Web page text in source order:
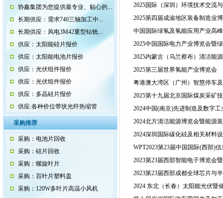
协鑫集团为您提供最专业、贴心的...
长期供应：需求740三轴加工中...
长期供应：风电3M42重型钻铣...
供应：太阳能硅片报价
供应：太阳能电池片报价
供应：光伏组件报价
供应：光伏组件报价
供应：多晶硅片报价
供应:各种价位带状光纤热缩管
采购推荐
采购：电池片回收
采购：硅片回收
采购：螺旋叶片
采购：百叶片塑料盖
采购：120W多叶片高温小风机
2025国际（深圳）环境技术交流
2025第四届成渝地区装备制造业
中国国际绿氢及氢能应用产业高
2025中国国际电力产业博览会暨
2025内蒙古（乌兰察布）清洁能
2025第三届世界氢能产业博览会
粤港澳大湾区（广州）智慧停车
2025第十九届北京国际煤炭采矿
2024中国(南京)先进制造及数字工
2024北方清洁能源博览会暨能源
2024深圳国际碳化硅及相关材料
WPT2023第23届中国国际(西部)
2023第23届西部智能电子博览会
2023第23届西部成都全球芯片与
2024 东北（长春）太阳能光伏暨